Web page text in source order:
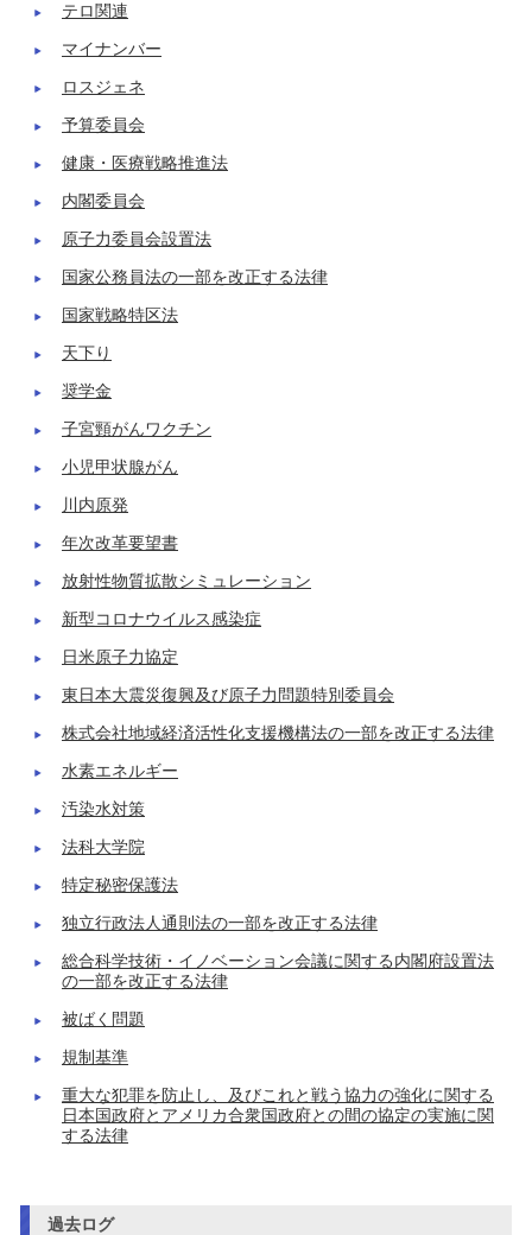
テロ関連
マイナンバー
ロスジェネ
予算委員会
健康・医療戦略推進法
内閣委員会
原子力委員会設置法
国家公務員法の一部を改正する法律
国家戦略特区法
天下り
奨学金
子宮頸がんワクチン
小児甲状腺がん
川内原発
年次改革要望書
放射性物質拡散シミュレーション
新型コロナウイルス感染症
日米原子力協定
東日本大震災復興及び原子力問題特別委員会
株式会社地域経済活性化支援機構法の一部を改正する法律
水素エネルギー
汚染水対策
法科大学院
特定秘密保護法
独立行政法人通則法の一部を改正する法律
総合科学技術・イノベーション会議に関する内閣府設置法
の一部を改正する法律
被ばく問題
規制基準
重大な犯罪を防止し、及びこれと戦う協力の強化に関する
日本国政府とアメリカ合衆国政府との間の協定の実施に関
する法律
過去ログ